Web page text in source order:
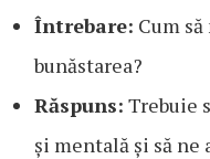
Întrebare: Cum
bunăstarea?
Răspuns: Trebuie
și mentală și să ne